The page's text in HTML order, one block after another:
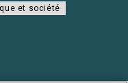
et société